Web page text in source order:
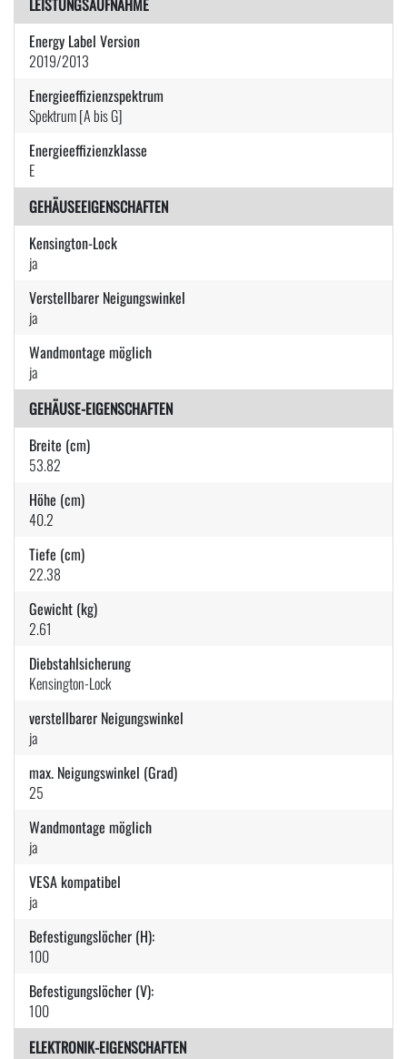
Energy Label Version
2019/2013
Energieeffizienzspektrum
Spektrum [A bis G]
Energieeffizienzklasse
E
GEHÄUSEEIGENSCHAFTEN
Kensington-Lock
ja
Verstellbarer Neigungswinkel
ja
Wandmontage möglich
ja
GEHÄUSE-EIGENSCHAFTEN
Breite (cm)
53.82
Höhe (cm)
40.2
Tiefe (cm)
22.38
Gewicht (kg)
2.61
Diebstahlsicherung
Kensington-Lock
verstellbarer Neigungswinkel
ja
max. Neigungswinkel (Grad)
25
Wandmontage möglich
ja
VESA kompatibel
ja
Befestigungslöcher (H):
100
Befestigungslöcher (V):
100
ELEKTRONIK-EIGENSCHAFTEN